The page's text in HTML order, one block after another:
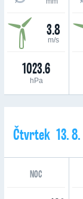
3.8
m/s
1023.6
hPa
Čtvrtek 13. 8.
NOC